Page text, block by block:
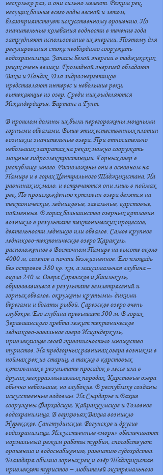
несколько раз, и они сильно мелеют. Режим рек,
несущих больше всего воды весной и летом,
благоприятствует искусственному орошению. Но
значительные колебания водности в течение года
затрудняют использование их энергии. Поэтому для
регулирования стока необходимо сооружать
водохранилища. Запасы белой энергии в таджикских
реках очень велики. Громадной энергией обладают
Вахш и Пяндж. Для гидроэнергетиков
представляют интерес и небольшие реки,
вытекающие из озер. Среди них выделяются
Искандердарья, Бартанг и Гунт.
В прошлом долины их были перегорожены мощными
горными обвалами. Выше этих естественных плотин
возникли значительные озера. При относительно
небольших затратах на реках можно сооружать
мощные гидроэлектростанции. Горных озер в
республике много. Расположены они в основном на
Памире и в горах Центрального Таджикистана. На
равнинах их мало, и встречаются они лишь в поймах
рек. По происхождению котловин озера делятся на
тектонические, ледниковые, завальные, карстовые,
пойменные. В горах большинство озерных котловин
возникло в результате тектонических процессов,
деятельности ледников или обвалов. Самое крупное
ледниково-тектоническое озеро Каракуль,
расположенное в Восточном Памире на высоте около
4000 м, соленое и почти безжизненное. Его площадь
без островов 380 кв. км, а максимальная глубина –
около 240 м. Озера Сарезское и Яшилькуль,
образовавшиеся в результате землетрясений и
горных обвалов, окружены крутыми» дикими
берегами и богаты рыбой. Сарезское озеро очень
глубокое. Его глубина превышает 500 м. В горах
Зеравшанского хребта лежит тектоническое
ледниково-завальное озеро Искандеркуль,
привлекающее своей живописностью множество
туристов. На предгорных равнинах озера возникли в
поймах рек из стариц, а также в карстовых
котловинах в результате просадок в лёссе или в
других легкоразмываемых породах. Карстовые озера
обычно небольшие, но глубокие. В республике созданы
искусственные водоемы. На Сырдарье и Вахше
сооружены Фархадское, Кайраккумское и Головное
водохранилища. В верховьях Вахша возникло
Нурекское, Сангтудинские, Рогунское и другие
водохранилища. Искусственные «моря» обеспечивают
нормальный режим работы турбин, способствуют
орошению и водоснабжению, развитию судоходства.
Благодаря обилию горных рек и озёр Таджикистан
привлекает туристов – любителей экстремального